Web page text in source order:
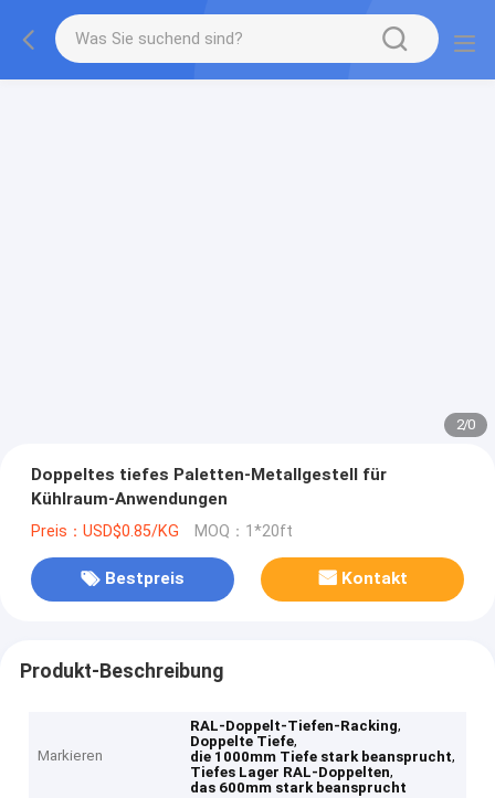
2/0
Doppeltes tiefes Paletten-Metallgestell für
Kühlraum-Anwendungen
Preis：USD$0.85/KG MOQ：1*20ft
Bestpreis Kontakt
Produkt-Beschreibung
Markieren
RAL-Doppelt-Tiefen-Racking,
Doppelte Tiefe,
die 1000mm Tiefe stark beansprucht,
Tiefes Lager RAL-Doppelten,
das 600mm stark beansprucht